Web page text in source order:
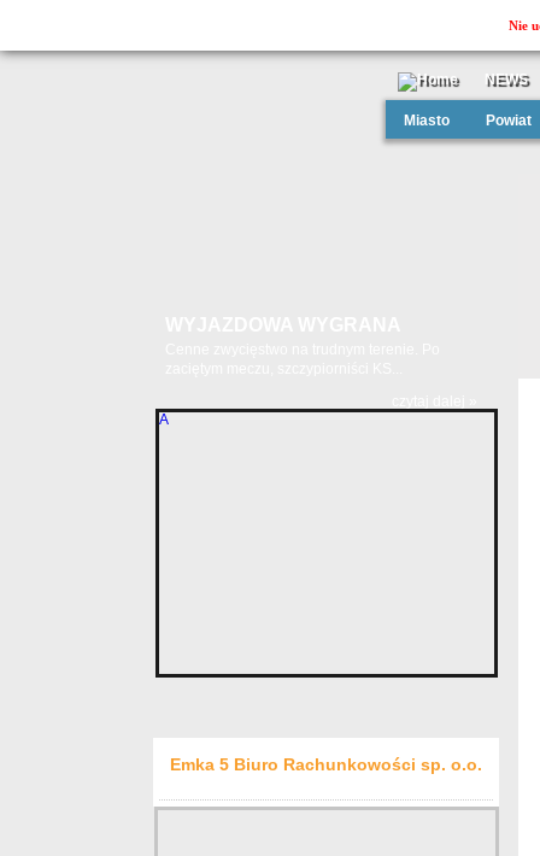
NEWS
Miasto Powiat
Emka 5 Biuro Rachunkowości sp. o.o.
Nie